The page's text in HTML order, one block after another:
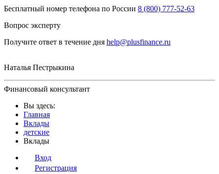
Бесплатный номер телефона по России 8 (800) 777-52-63
Вопрос эксперту
Получите ответ в течение дня help@plusfinance.ru
Наталья Пестрыкина
Финансовый консультант
Вы здесь:
Главная
Вклады
детские
Вклады
Вход
Регистрация